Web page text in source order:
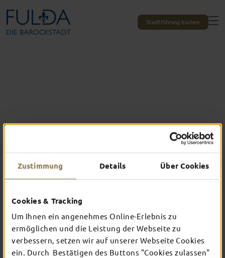
Zustimmung Details Über Cookies
Cookies & Tracking
Um Ihnen ein angenehmes Online-Erlebnis zu
ermöglichen und die Leistung der Webseite zu
verbessern, setzen wir auf unserer Webseite Cookies
ein. Durch Bestätigen des Buttons "Cookies zulassen"
Stadtführung buchen
TOP-EVENTS